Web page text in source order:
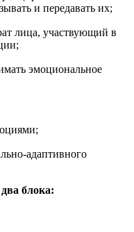
и передавать их;
лица, участвующий в
эмоциональное
адаптивного
блока: